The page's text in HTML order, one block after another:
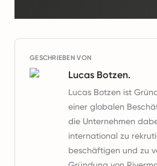
GESCHRIEBEN VON
Lucas Botzen.
Lucas Botzen ist
einer globalen
die Unternehmen
international zu
beschäftigen und zu